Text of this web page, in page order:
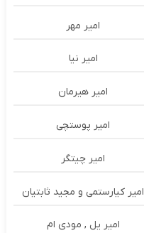
امیر مهر
امیر نیا
امیر هیرمان
امیر پوستچی
امیر چیتگر
امیر کیارستمی و مجید ثابتیان
امیر یل , مودی ام